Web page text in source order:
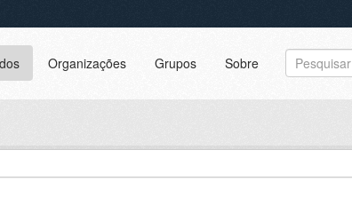
Organizações Grupos Sobre